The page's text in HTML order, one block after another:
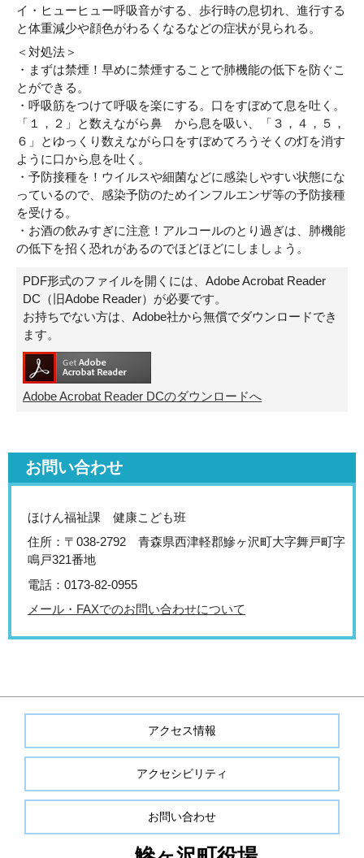
イ・ヒューヒュー呼吸音がする、歩行時の息切れ、進行する
と体重減少や顔色がわるくなるなどの症状が見られる。
＜対処法＞
・まずは禁煙！早めに禁煙することで肺機能の低下を防ぐこ
とができる。
・呼吸筋をつけて呼吸を楽にする。口をすぼめて息を吐く。
「１，２」と数えながら鼻 から息を吸い、「３，４，５，
６」とゆっくり数えながら口をすぼめてろうそくの灯を消す
ように口から息を吐く。
・予防接種を！ウイルスや細菌などに感染しやすい状態にな
っているので、感染予防のためインフルエンザ等の予防接種
を受ける。
・お酒の飲みすぎに注意！アルコールのとり過ぎは、肺機能
の低下を招く恐れがあるのでほどほどにしましょう。
PDF形式のファイルを開くには、Adobe Acrobat Reader
DC（旧Adobe Reader）が必要です。
お持ちでない方は、Adobe社から無償でダウンロードでき
ます。
Adobe Acrobat Reader DCのダウンロードへ
お問い合わせ
ほけん福祉課 健康こども班
住所：〒038-2792 青森県西津軽郡鰺ヶ沢町大字舞戸町字
鳴戸321番地
電話：0173-82-0955
メール・FAXでのお問い合わせについて
アクセス情報
アクセシビリティ
お問い合わせ